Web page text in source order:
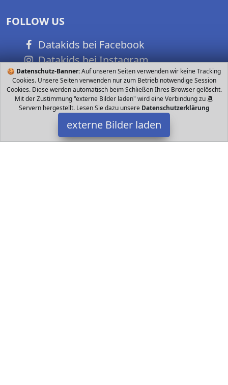
🍪 Datenschutz-Banner:Auf unseren Seiten verwenden wir keine Tracking
Cookies. Unsere Seiten verwenden nur zum Betrieb notwendige Session
Cookies. Diese werden automatisch beim Schließen Ihres Browser gelöscht.
Mit der Zustimmung "externe Bilder laden" wird eine Verbindung zu
Servern hergestellt. Lesen Sie dazu unsere Datenschutzerklärung
externe Bilder laden
FOLLOW US
Datakids bei Facebook
Datakids bei Instagram
Datakids bei Github